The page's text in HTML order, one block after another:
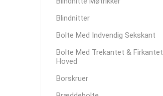
Blindnitter
Bolte Med Indvendig Sekskant
Bolte Med Trekantet & Firkantet
Hoved
Borskruer